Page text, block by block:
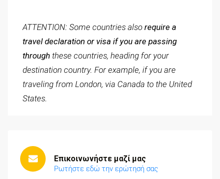
ATTENTION: Some countries also require a
travel declaration or visa if you are passing
through these countries, heading for your
destination country. For example, if you are
traveling from London, via Canada to the United
States.
Επικοινωνήστε μαζί μας
Ρωτήστε εδώ την ερώτησή σας